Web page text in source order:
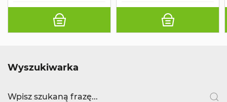
Wyszukiwarka